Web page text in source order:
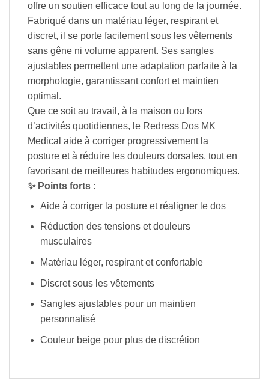
offre un soutien efficace tout au long de la journée.
Fabriqué dans un matériau léger, respirant et
discret, il se porte facilement sous les vêtements
sans gêne ni volume apparent. Ses sangles
ajustables permettent une adaptation parfaite à la
morphologie, garantissant confort et maintien
optimal.
Que ce soit au travail, à la maison ou lors
d’activités quotidiennes, le Redress Dos MK
Medical aide à corriger progressivement la
posture et à réduire les douleurs dorsales, tout en
favorisant de meilleures habitudes ergonomiques.
✨ Points forts :
Aide à corriger la posture et réaligner le dos
Réduction des tensions et douleurs
musculaires
Matériau léger, respirant et confortable
Discret sous les vêtements
Sangles ajustables pour un maintien
personnalisé
Couleur beige pour plus de discrétion